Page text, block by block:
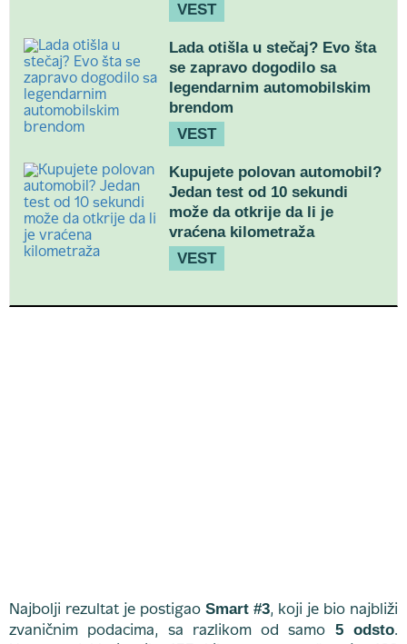
VEST
Lada otišla u stečaj? Evo šta
se zapravo dogodilo sa
legendarnim automobilskim
brendom
VEST
Kupujete polovan automobil?
Jedan test od 10 sekundi
može da otkrije da li je
vraćena kilometraža
VEST
Najbolji rezultat je postigao Smart #3, koji je bio najbliži
zvaničnim podacima, sa razlikom od samo 5 odsto.